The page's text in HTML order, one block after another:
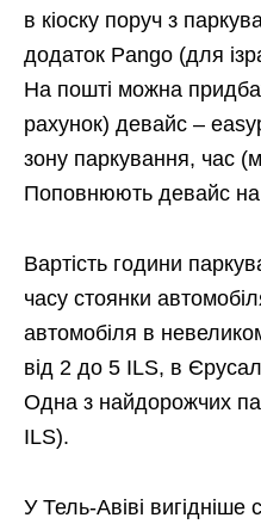
в кіоску поруч з
додаток Pango (для
На пошті можна
рахунок) девайс –
зону паркування, час
Поповнюють девайс на
Вартість години
часу стоянки
автомобіля в
від 2 до 5 ILS, в
Одна з найдорожчих
ILS).
У Тель-Авіві вигідніше